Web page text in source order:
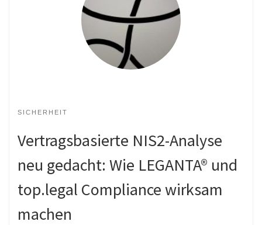
SICHERHEIT
Vertragsbasierte NIS2-Analyse
neu gedacht: Wie LEGANTA® und
top.legal Compliance wirksam
machen